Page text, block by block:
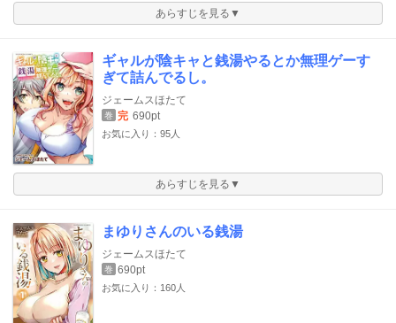
あらすじを見る▼
ギャルが陰キャと銭湯やるとか無理ゲーす
ぎて詰んでるし。
ジェームスほたて
巻 完 690pt
お気に入り：95人
あらすじを見る▼
まゆりさんのいる銭湯
ジェームスほたて
巻 690pt
お気に入り：160人